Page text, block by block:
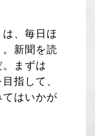
、毎日ほ
新聞を読
まずは
指して、
てはいかが